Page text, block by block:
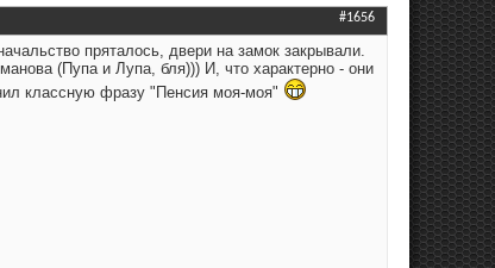
#1656
пряталось, двери на замок закрывали.
(Пупа и Лупа, бля))) И, что характерно - они
классную фразу "Пенсия моя-моя"